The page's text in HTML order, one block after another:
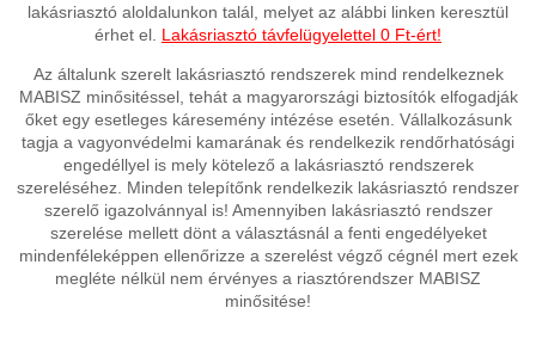
lakásriasztó aloldalunkon talál, melyet az alábbi linken keresztül
érhet el. Lakásriasztó távfelügyelettel 0 Ft-ért!
Az általunk szerelt lakásriasztó rendszerek mind rendelkeznek
MABISZ minősitéssel, tehát a magyarországi biztosítók elfogadják
őket egy esetleges káresemény intézése esetén. Vállalkozásunk
tagja a vagyonvédelmi kamarának és rendelkezik rendőrhatósági
engedéllyel is mely kötelező a lakásriasztó rendszerek
szereléséhez. Minden telepítőnk rendelkezik lakásriasztó rendszer
szerelő igazolvánnyal is! Amennyiben lakásriasztó rendszer
szerelése mellett dönt a választásnál a fenti engedélyeket
mindenféleképpen ellenőrizze a szerelést végző cégnél mert ezek
megléte nélkül nem érvényes a riasztórendszer MABISZ
minősitése!